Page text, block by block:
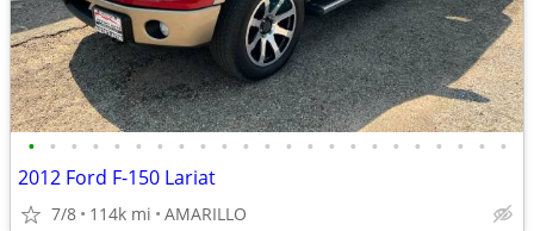
• • • • • • • • • • • • • • • • • • • • • • •
2012 Ford F-150 Lariat
7/8 114k mi AMARILLO